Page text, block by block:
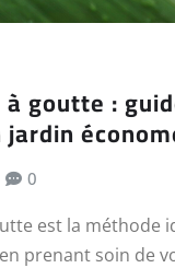
goutte :
0
est la méthode
prenant soin de